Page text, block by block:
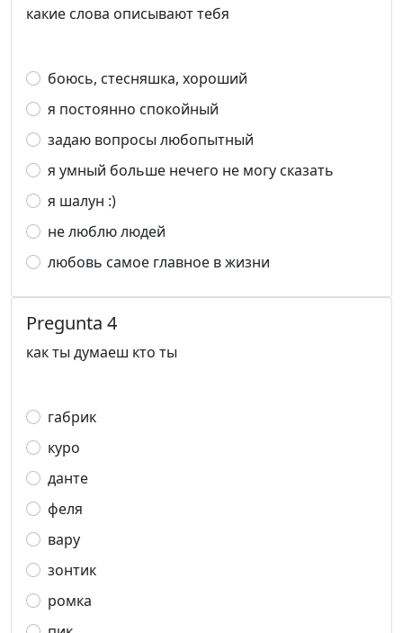
какие слова описывают тебя
боюсь, стесняшка, хороший
я постоянно спокойный
задаю вопросы любопытный
я умный больше нечего не могу сказать
я шалун :)
не люблю людей
любовь самое главное в жизни
Pregunta 4
как ты думаеш кто ты
габрик
куро
данте
феля
вару
зонтик
ромка